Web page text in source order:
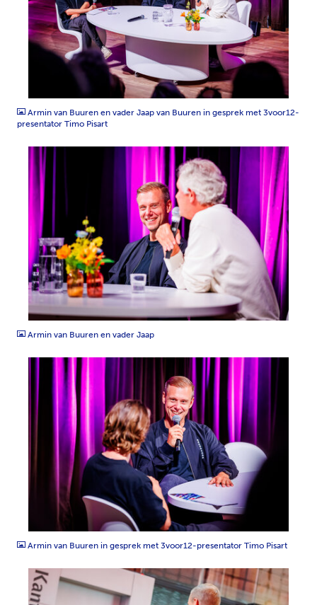
Armin van Buuren en vader Jaap van Buuren in gesprek met 3voor12-
presentator Timo Pisart
JPG
Armin van Buuren en vader Jaap
Armin van Buuren in gesprek met 3voor12-presentator Timo Pisart